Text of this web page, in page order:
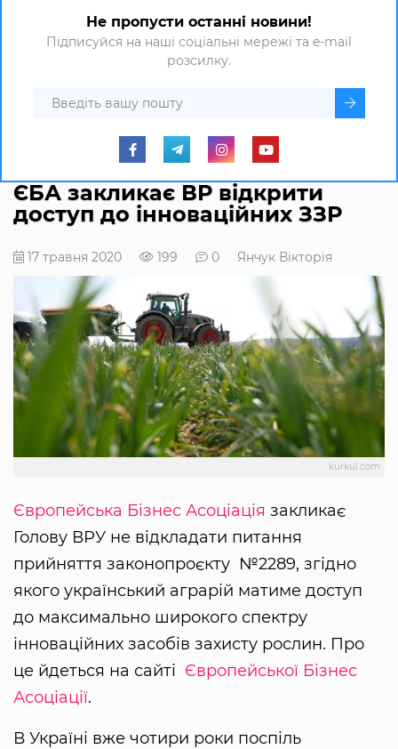
Не пропусти останні новини!
Підписуйся на наші соціальні мережі та e-mail
розсилку.
ЄБА закликає ВР відкрити
доступ до інноваційних ЗЗР
17 травня 2020 199 0 Янчук Вікторія
kurkul.com
Європейська Бізнес Асоціація закликає
Голову ВРУ не відкладати питання
прийняття законопроєкту №2289, згідно
якого український аграрій матиме доступ
до максимально широкого спектру
інноваційних засобів захисту рослин. Про
це йдеться на сайті Європейської Бізнес
Асоціації.
В Україні вже чотири роки поспіль